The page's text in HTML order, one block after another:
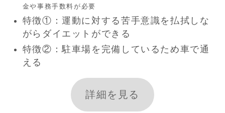
金や事務手数料が必要
特徴①：運動に対する苦手意識を払拭しな
がらダイエットができる
特徴②：駐車場を完備しているため車で通
える
詳細を見る